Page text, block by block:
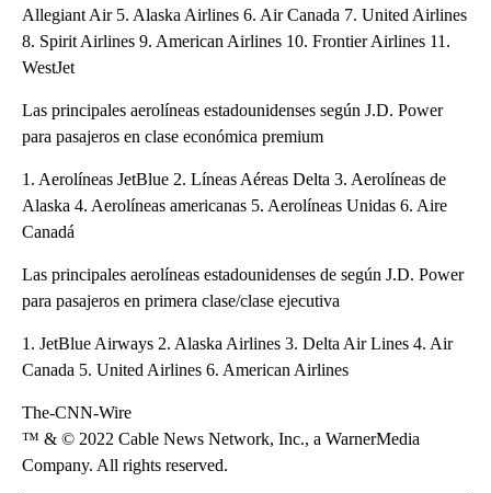
Allegiant Air 5. Alaska Airlines 6. Air Canada 7. United Airlines
8. Spirit Airlines 9. American Airlines 10. Frontier Airlines 11.
WestJet
Las principales aerolíneas estadounidenses según J.D. Power
para pasajeros en clase económica premium
1. Aerolíneas JetBlue 2. Líneas Aéreas Delta 3. Aerolíneas de
Alaska 4. Aerolíneas americanas 5. Aerolíneas Unidas 6. Aire
Canadá
Las principales aerolíneas estadounidenses de según J.D. Power
para pasajeros en primera clase/clase ejecutiva
1. JetBlue Airways 2. Alaska Airlines 3. Delta Air Lines 4. Air
Canada 5. United Airlines 6. American Airlines
The-CNN-Wire
™ & © 2022 Cable News Network, Inc., a WarnerMedia
Company. All rights reserved.